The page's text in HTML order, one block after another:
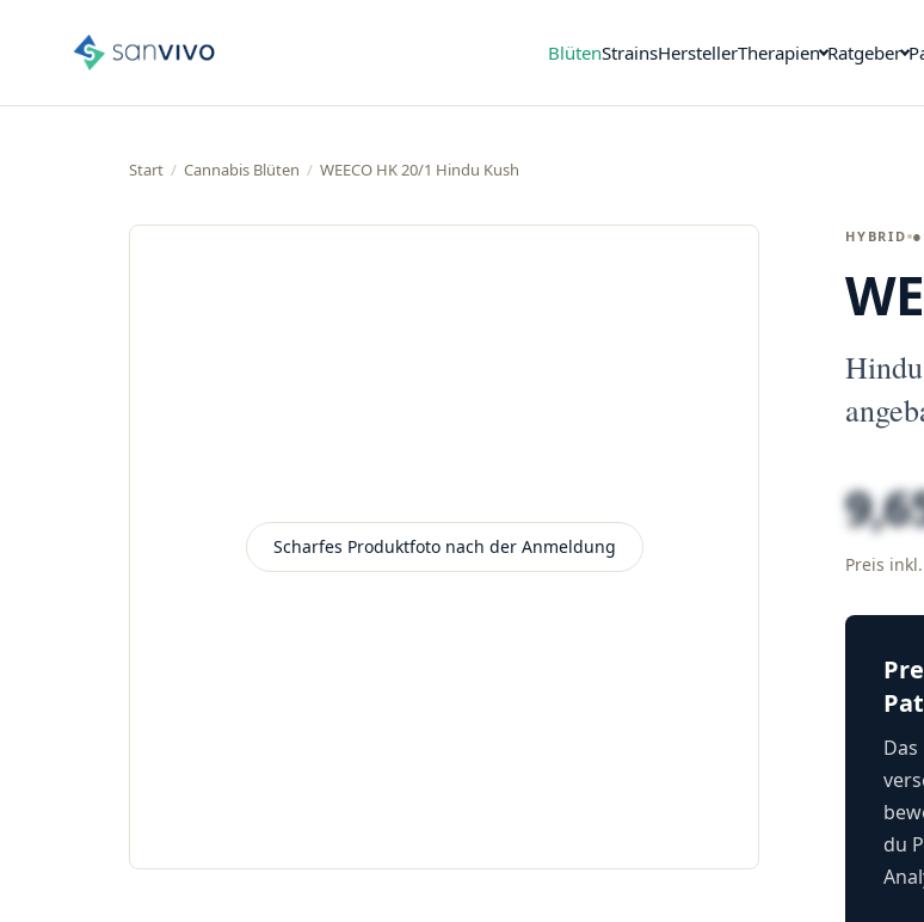
BlütenStrainsHerstellerTherapien Ratgeber
Start / Cannabis Blüten / WEECO HK 20/1 Hindu Kush
Scharfes Produktfoto nach der Anmeldung
HYBRID
Preis
du